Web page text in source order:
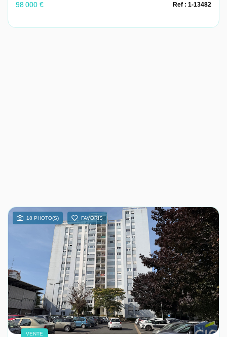
98 000 € Ref : 1-13482
18 PHOTO(S) FAVORIS
VENTE